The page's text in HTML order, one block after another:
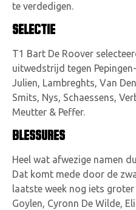
te verdedigen.
SELECTIE
T1 Bart De Roover
uitwedstrijd tegen
Julien, Lambreghts, Van
Smits, Nys, Schaessens,
Meutter & Peffer.
BLESSURES
Heel wat afwezige namen
Dat komt mede door de
laatste week nog iets
Goylen, Cyronn De Wilde,